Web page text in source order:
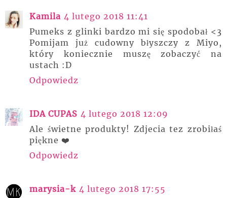
Kamila 4 lutego 2018 11:41
Pumeks z glinki bardzo mi się spodobał <3
Pomijam już cudowny błyszczy z Miyo,
który koniecznie muszę zobaczyć na
ustach :D
Odpowiedz
IDA CUPAS 4 lutego 2018 12:09
Ale świetne produkty! Zdjecia tez zrobiłaś
piękne ❤️
Odpowiedz
marysia-k 4 lutego 2018 17:55